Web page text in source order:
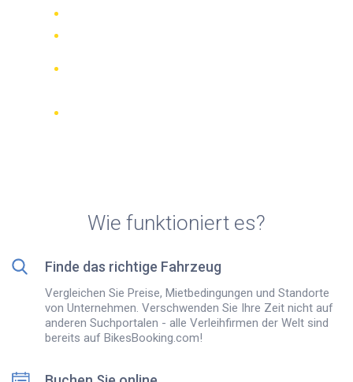
Wie funktioniert es?
Finde das richtige Fahrzeug
Vergleichen Sie Preise, Mietbedingungen und Standorte
von Unternehmen. Verschwenden Sie Ihre Zeit nicht auf
anderen Suchportalen - alle Verleihfirmen der Welt sind
bereits auf BikesBooking.com!